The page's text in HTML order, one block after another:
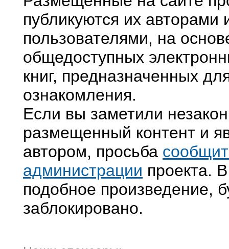
публикуются их авторами
пользователями, на
общедоступных
книг, предназначенных
ознакомления.
Если вы заметили
размещенный контент и
автором, просьба
администрации проекта.
подобное произведение,
заблокировано.